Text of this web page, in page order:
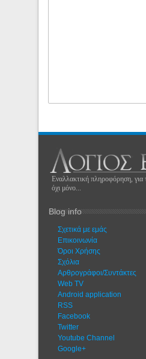
Εναλλακτική πληροφόρηση, για
όχι μόνο...
Blog info
Σχετικά με εμάς
Eπικοινωνία
Όροι Χρήσης
Σχόλια
Αρθρογράφοι/Συντάκτες
Web TV
Android application
RSS
Facebook
Twitter
Youtube Channel
Google+